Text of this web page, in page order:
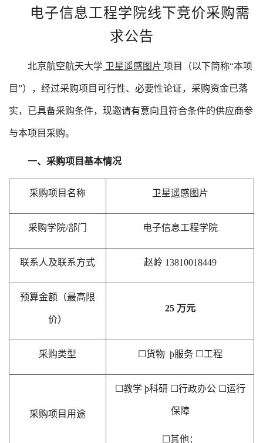
电子信息工程学院线下竞价采购需
求公告
北京航空航天大学 卫星遥感图片 项目（以下简称“本项
目”），经过采购项目可行性、必要性论证，采购资金已落
实，已具备采购条件，现邀请有意向且符合条件的供应商参
与本项目采购。
一、采购项目基本情况
采购项目名称 卫星遥感图片
采购学院/部门 电子信息工程学院
联系人及联系方式 赵岭 13810018449
预算金额（最高限
价）
25 万元
采购类型 ☐货物 þ服务 ☐工程
采购项目用途
☐教学 þ科研 ☐行政办公 ☐运行
保障
☐其他：